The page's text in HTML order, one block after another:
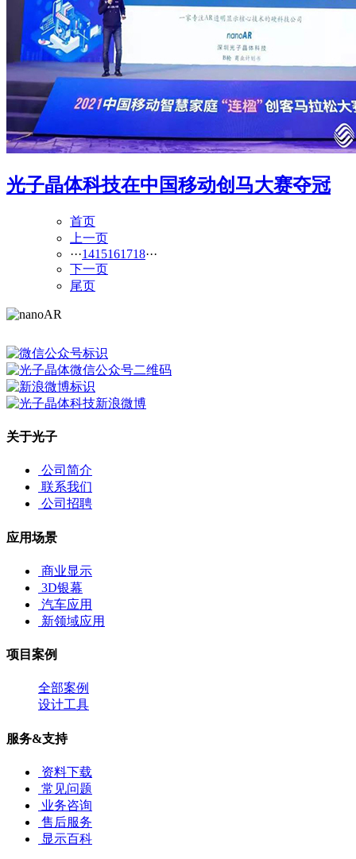
光子晶体科技在中国移动创马大赛夺冠
首页
上一页
···1415161718···
下一页
尾页
关于光子
公司简介
联系我们
公司招聘
应用场景
商业显示
3D银幕
汽车应用
新领域应用
项目案例
全部案例
设计工具
服务&支持
资料下载
常见问题
业务咨询
售后服务
显示百科